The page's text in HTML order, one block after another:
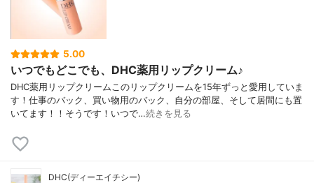
5.00
いつでもどこでも、DHC薬用リップクリーム♪
DHC薬用リップクリームこのリップクリームを15年ずっと愛用していま
す！仕事のバック、買い物用のバック、自分の部屋、そして居間にも置
いてます！！そうです！いつで…続きを見る
DHC(ディーエイチシー)